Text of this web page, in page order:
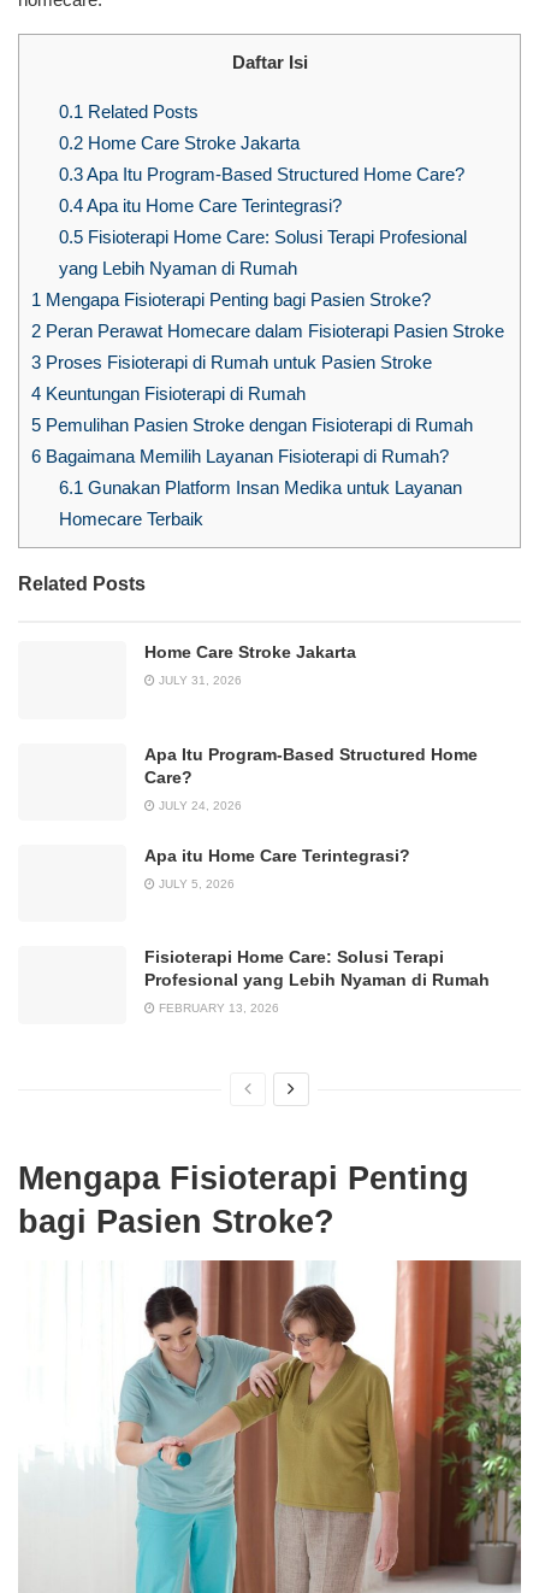
Daftar Isi
0.1Related Posts
0.2Home Care Stroke Jakarta
0.3Apa Itu Program-Based Structured Home Care?
0.4Apa itu Home Care Terintegrasi?
0.5Fisioterapi Home Care: Solusi Terapi Profesional
yang Lebih Nyaman di Rumah
1 Mengapa Fisioterapi Penting bagi Pasien Stroke?
2 Peran Perawat Homecare dalam Fisioterapi Pasien Stroke
3 Proses Fisioterapi di Rumah untuk Pasien Stroke
4 Keuntungan Fisioterapi di Rumah
5 Pemulihan Pasien Stroke dengan Fisioterapi di Rumah
6 Bagaimana Memilih Layanan Fisioterapi di Rumah?
6.1Gunakan Platform Insan Medika untuk Layanan
Homecare Terbaik
Related Posts
Home Care Stroke Jakarta
JULY 31, 2026
Apa Itu Program-Based Structured Home
Care?
JULY 24, 2026
Apa itu Home Care Terintegrasi?
JULY 5, 2026
Fisioterapi Home Care: Solusi Terapi
Profesional yang Lebih Nyaman di Rumah
FEBRUARY 13, 2026
Mengapa Fisioterapi Penting
bagi Pasien Stroke?